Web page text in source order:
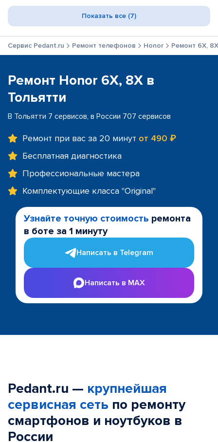
Показать все (7)
Сервис Pedant.ru Ремонт телефонов Honor Ремонт 6X, 8X
Ремонт Honor 6X, 8X в
Тольятти
В Тольятти 7 сервисов, в России 707 сервисов
Ремонт при вас за 20 минут от 490 ₽
Бесплатная диагностика
Профессиональные мастера
Комплектующие класса "Original"
Узнайте точную стоимость ремонта
в боте за 1 минуту
Написать в Telegram
Написать в MAX
Pedant.ru — крупнейшая
сервисная сеть по ремонту
смартфонов и ноутбуков в
России